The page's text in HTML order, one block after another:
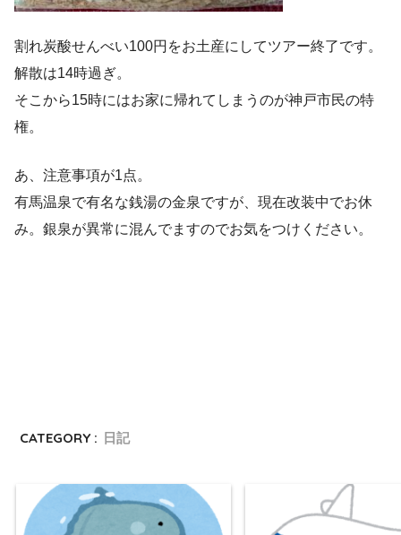
割れ炭酸せんべい100円をお土産にしてツアー終了です。
解散は14時過ぎ。
そこから15時にはお家に帰れてしまうのが神戸市民の特
権。
あ、注意事項が1点。
有馬温泉で有名な銭湯の金泉ですが、現在改装中でお休
み。銀泉が異常に混んでますのでお気をつけください。
CATEGORY : 日記